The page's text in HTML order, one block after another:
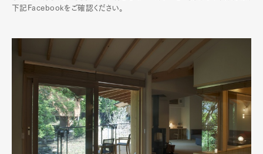
下記Facebookをご確認ください。